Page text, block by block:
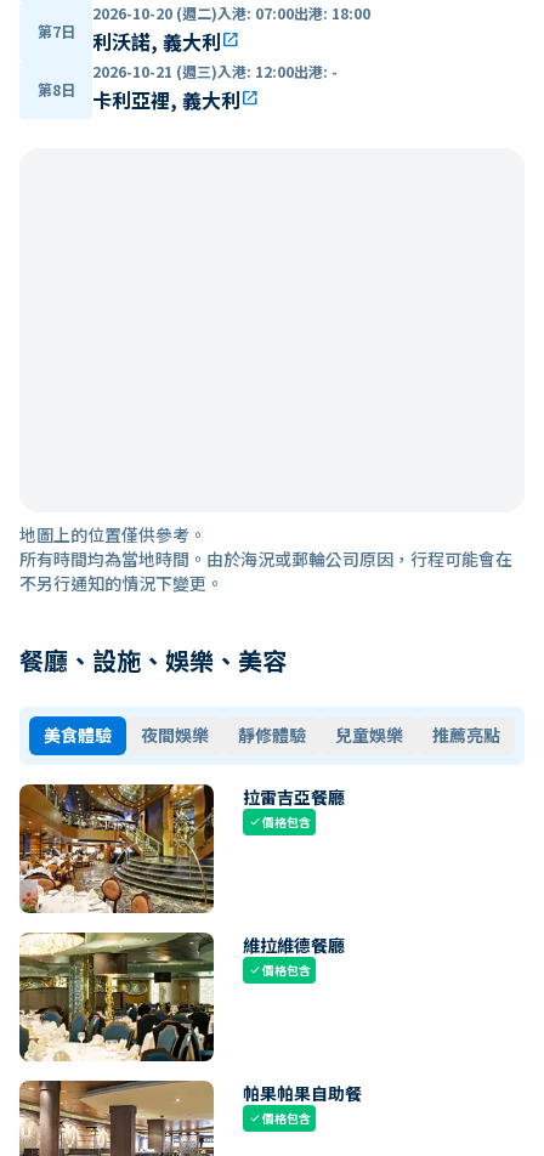
第7日
2026-10-20 (週二)入港: 07:00出港: 18:00
利沃諾, 義大利open_in_new
第8日
2026-10-21 (週三)入港: 12:00出港: -
卡利亞裡, 義大利open_in_new
地圖上的位置僅供參考。
所有時間均為當地時間。由於海況或郵輪公司原因，行程可能會在
不另行通知的情況下變更。
餐廳、設施、娛樂、美容
美食體驗 夜間娛樂 靜修體驗 兒童娛樂 推薦亮點
拉雷吉亞餐廳
check價格包含
維拉維德餐廳
check價格包含
帕果帕果自助餐
check價格包含